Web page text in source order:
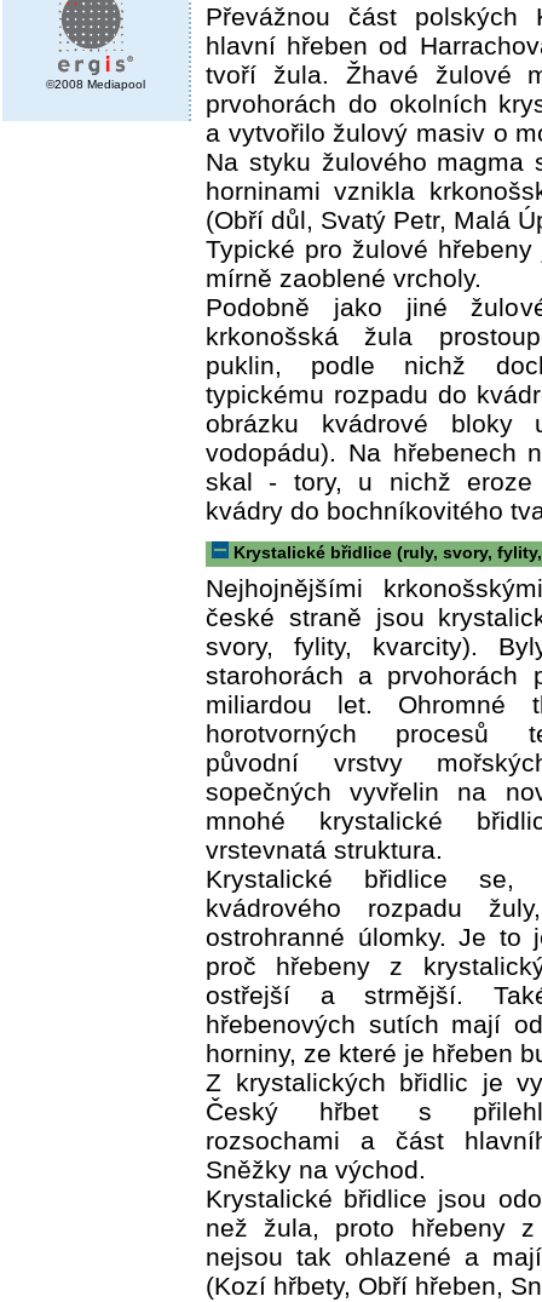
©2008 Mediapool
Převážnou část polských
hlavní hřeben od
tvoří žula. Žhavé žulové
prvohorách do okolních
a vytvořilo žulový masiv o
Na styku žulového magma
horninami vznikla
(Obří důl, Svatý Petr, Malá
Typické pro žulové
mírně zaoblené vrcholy.
Podobně jako jiné
krkonošská žula
puklin, podle nichž
typickému rozpadu do
obrázku kvádrové bloky
vodopádu). Na hřebenech
skal - tory, u nichž eroze
kvádry do bochníkovitého
Krystalické břidlice (ruly, svory,
Nejhojnějšími
české straně jsou
svory, fylity, kvarcity).
starohorách a prvohorách
miliardou let. Ohromné
horotvorných procesů
původní vrstvy
sopečných vyvřelin na
mnohé krystalické
vrstevnatá struktura.
Krystalické břidlice
kvádrového rozpadu
ostrohranné úlomky. Je to
proč hřebeny z
ostřejší a strmější.
hřebenových sutích mají
horniny, ze které je hřeben
Z krystalických břidlic je
Český hřbet s
rozsochami a část
Sněžky na východ.
Krystalické břidlice jsou
než žula, proto hřebeny z
nejsou tak ohlazené a
(Kozí hřbety, Obří hřeben,